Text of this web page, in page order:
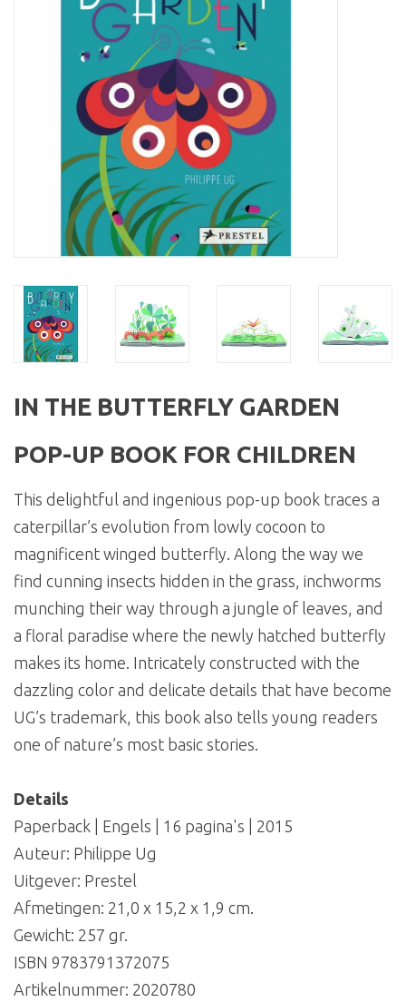
IN THE BUTTERFLY GARDEN
POP-UP BOOK FOR CHILDREN
This delightful and ingenious pop-up book traces a
caterpillar’s evolution from lowly cocoon to
magnificent winged butterfly. Along the way we
find cunning insects hidden in the grass, inchworms
munching their way through a jungle of leaves, and
a floral paradise where the newly hatched butterfly
makes its home. Intricately constructed with the
dazzling color and delicate details that have become
UG’s trademark, this book also tells young readers
one of nature’s most basic stories.
Details
Paperback | Engels | 16 pagina's | 2015
Auteur: Philippe Ug
Uitgever: Prestel
Afmetingen: 21,0 x 15,2 x 1,9 cm.
Gewicht: 257 gr.
ISBN 9783791372075
Artikelnummer: 2020780